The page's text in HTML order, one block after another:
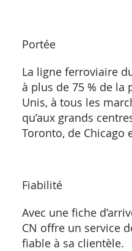
Portée
La ligne ferroviaire
à plus de 75 % de la
Unis, à tous les
qu’aux grands
Toronto, de Chicago
Fiabilité
Avec une fiche
CN offre un service
fiable à sa clientèle.